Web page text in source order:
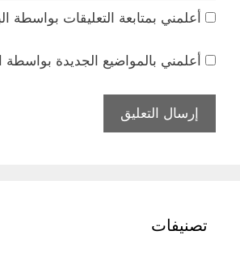
أعلمني بمتابعة التعليقات بواسطة
أعلمني بالمواضيع الجديدة بواسطة
تصنيفات